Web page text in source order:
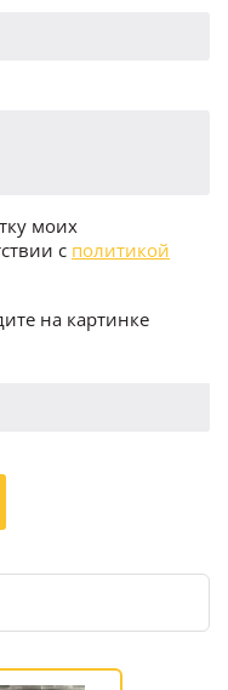
моих
с политикой
на картинке